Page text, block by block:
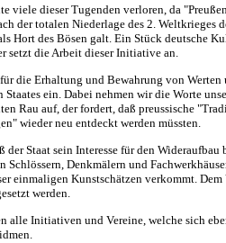
viele dieser Tugenden verloren, da
der totalen Niederlage des 2. Weltkrieges
Hort des Bösen galt. Ein Stück deutsche
setzt die Arbeit dieser Initiative an.
die Erhaltung und Bewahrung von Werten
Staates ein. Dabei nehmen wir die Worte
Rau auf, der fordert, daß preussische
wieder neu entdeckt werden müssten.
der Staat sein Interesse für den Wideraufbau
Schlössern, Denkmälern und
einmaligen Kunstschätzen verkommt.
werden.
alle Initiativen und Vereine, welche sich